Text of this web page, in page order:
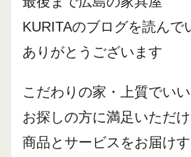
KURITAのブログを読んで
ありがとうございます
こだわりの家・上質でい
お探しの方に満足いただ
商品とサービスをお届け